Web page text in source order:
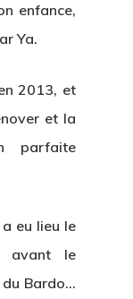
enfance,
Ya.
2013, et
et la
parfaite
eu lieu le
avant le
Bardo…